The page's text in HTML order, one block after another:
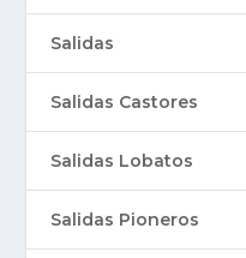
Salidas
Salidas Castores
Salidas Lobatos
Salidas Pioneros